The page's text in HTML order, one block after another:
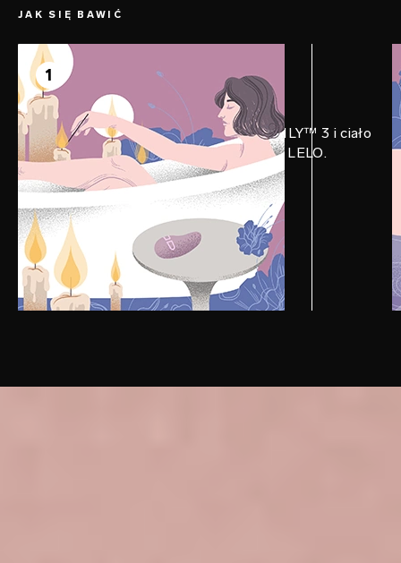
JAK SIĘ BAWIĆ
1
KROK 1
Przygotuj się
Dla lepszego nawilżenia nanieś na LILY™ 3 i ciało
obfitą ilość Lubrykantu Osobistego LELO.